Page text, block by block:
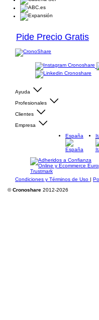
Pide Precio Gratis
Ayuda
Profesionales
Clientes
Empresa
España
Condiciones y Términos de Uso |
©Cronoshare 2012-2026